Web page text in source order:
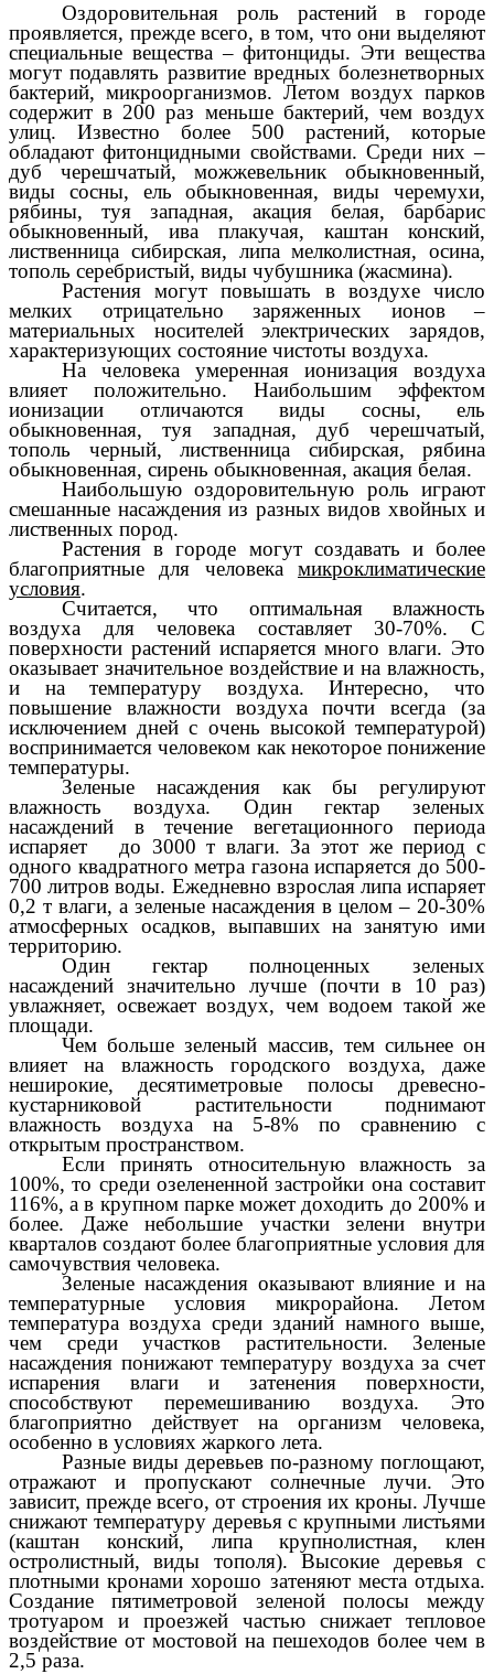
Оздоровительная роль растений в городе
проявляется, прежде всего, в том, что они выделяют
специальные вещества – фитонциды. Эти вещества
могут подавлять развитие вредных болезнетворных
бактерий, микроорганизмов. Летом воздух парков
содержит в 200 раз меньше бактерий, чем воздух
улиц. Известно более 500 растений, которые
обладают фитонцидными свойствами. Среди них –
дуб черешчатый, можжевельник обыкновенный,
виды сосны, ель обыкновенная, виды черемухи,
рябины, туя западная, акация белая, барбарис
обыкновенный, ива плакучая, каштан конский,
лиственница сибирская, липа мелколистная, осина,
тополь серебристый, виды чубушника (жасмина).
Растения могут повышать в воздухе число
мелких отрицательно заряженных ионов –
материальных носителей электрических зарядов,
характеризующих состояние чистоты воздуха.
На человека умеренная ионизация воздуха
влияет положительно. Наибольшим эффектом
ионизации отличаются виды сосны, ель
обыкновенная, туя западная, дуб черешчатый,
тополь черный, лиственница сибирская, рябина
обыкновенная, сирень обыкновенная, акация белая.
Наибольшую оздоровительную роль играют
смешанные насаждения из разных видов хвойных и
лиственных пород.
Растения в городе могут создавать и более
благоприятные для человека микроклиматические
условия.
Считается, что оптимальная влажность
воздуха для человека составляет 30-70%. С
поверхности растений испаряется много влаги. Это
оказывает значительное воздействие и на влажность,
и на температуру воздуха. Интересно, что
повышение влажности воздуха почти всегда (за
исключением дней с очень высокой температурой)
воспринимается человеком как некоторое понижение
температуры.
Зеленые насаждения как бы регулируют
влажность воздуха. Один гектар зеленых
насаждений в течение вегетационного периода
испаряет до 3000 т влаги. За этот же период с
одного квадратного метра газона испаряется до 500-
700 литров воды. Ежедневно взрослая липа испаряет
0,2 т влаги, а зеленые насаждения в целом – 20-30%
атмосферных осадков, выпавших на занятую ими
территорию.
Один гектар полноценных зеленых
насаждений значительно лучше (почти в 10 раз)
увлажняет, освежает воздух, чем водоем такой же
площади.
Чем больше зеленый массив, тем сильнее он
влияет на влажность городского воздуха, даже
неширокие, десятиметровые полосы древесно-
кустарниковой растительности поднимают
влажность воздуха на 5-8% по сравнению с
открытым пространством.
Если принять относительную влажность за
100%, то среди озелененной застройки она составит
116%, а в крупном парке может доходить до 200% и
более. Даже небольшие участки зелени внутри
кварталов создают более благоприятные условия для
самочувствия человека.
Зеленые насаждения оказывают влияние и на
температурные условия микрорайона. Летом
температура воздуха среди зданий намного выше,
чем среди участков растительности. Зеленые
насаждения понижают температуру воздуха за счет
испарения влаги и затенения поверхности,
способствуют перемешиванию воздуха. Это
благоприятно действует на организм человека,
особенно в условиях жаркого лета.
Разные виды деревьев по-разному поглощают,
отражают и пропускают солнечные лучи. Это
зависит, прежде всего, от строения их кроны. Лучше
снижают температуру деревья с крупными листьями
(каштан конский, липа крупнолистная, клен
остролистный, виды тополя). Высокие деревья с
плотными кронами хорошо затеняют места отдыха.
Создание пятиметровой зеленой полосы между
тротуаром и проезжей частью снижает тепловое
воздействие от мостовой на пешеходов более чем в
2,5 раза.